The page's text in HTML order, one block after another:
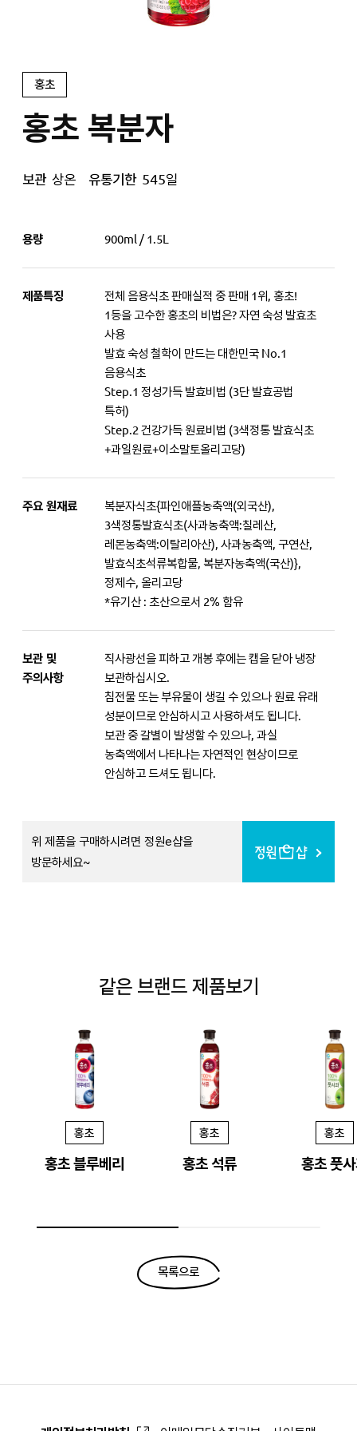
홍초
홍초 복분자
보관 상온 유통기한 545일
용량 900ml / 1.5L
제품특징
전체 음용식초 판매실적 중 판매 1위, 홍초!
1등을 고수한 홍초의 비법은? 자연 숙성 발효초
사용
발효 숙성 철학이 만드는 대한민국 No.1
음용식초
Step.1 정성가득 발효비법 (3단 발효공법
특허)
Step.2 건강가득 원료비법 (3색정통 발효식초
+과일원료+이소말토올리고당)
주요 원재료
복분자식초{파인애플농축액(외국산),
3색정통발효식초(사과농축액:칠레산,
레몬농축액:이탈리아산), 사과농축액, 구연산,
발효식초석류복합물, 복분자농축액(국산)},
정제수, 올리고당
*유기산 : 초산으로서 2% 함유
보관 및
주의사항
직사광선을 피하고 개봉 후에는 캡을 닫아 냉장
보관하십시오.
침전물 또는 부유물이 생길 수 있으나 원료 유래
성분이므로 안심하시고 사용하셔도 됩니다.
보관 중 갈별이 발생할 수 있으나, 과실
농축액에서 나타나는 자연적인 현상이므로
안심하고 드셔도 됩니다.
위 제품을 구매하시려면 정원e샵을
방문하세요~
같은 브랜드 제품보기
홍초
홍초 블루베리
홍초
홍초 석류
홍초
홍초 풋
목록으로